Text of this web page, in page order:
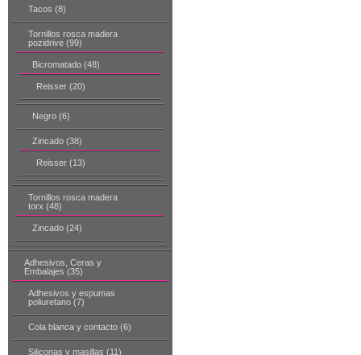
Tacos (8)
Tornillos rosca madera
pozidrive (99)
Bicromatado (48)
Reisser (20)
Negro (6)
Zincado (38)
Reisser (13)
Tornillos rosca madera
torx (48)
Zincado (24)
Adhesivos, Ceras y
Embalajes (35)
Adhesivos y espumas
poliuretano (7)
Cola blanca y contacto (6)
Siliconas y masillas (11)